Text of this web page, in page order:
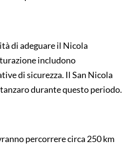
di adeguare il Nicola
includono
di sicurezza. Il San Nicola
durante questo periodo.
percorrere circa 250 km